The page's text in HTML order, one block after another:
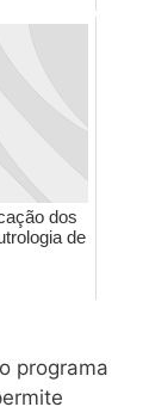
dos
de
programa